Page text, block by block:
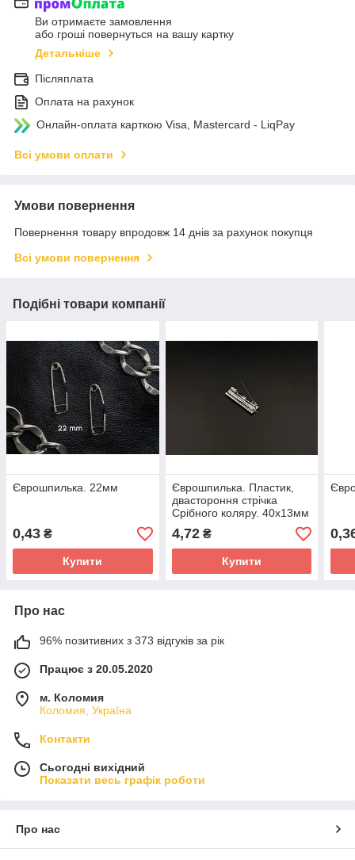
Ви отримаєте замовлення
або гроші повернуться на вашу картку
Детальніше
Післяплата
Оплата на рахунок
Онлайн-оплата карткою Visa, Mastercard - LiqPay
Всі умови оплати
Умови повернення
Повернення товару впродовж 14 днів за рахунок покупця
Всі умови повернення
Подібні товари компанії
Єврошпилька. 22мм
0,43 ₴
Купити
Єврошпилька. Пластик,
двастороння стрічка
Срібного коляру. 40х13мм
4,72₴
Купити
Про нас
96% позитивних з 373 відгуків за рік
Працює з 20.05.2020
м. Коломия
Коломия, Україна
Контакти
Сьогодні вихідний
Показати весь графік роботи
Про нас